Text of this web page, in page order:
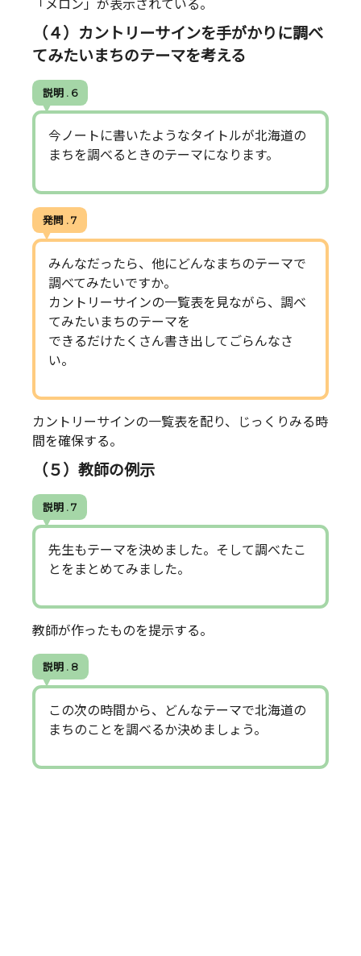
「メロン」が表示されている。
（４）カントリーサインを手がかりに調べ
てみたいまちのテーマを考える
説明 . 6
今ノートに書いたようなタイトルが北海道の
まちを調べるときのテーマになります。
発問 . 7
みんなだったら、他にどんなまちのテーマで
調べてみたいですか。
カントリーサインの一覧表を見ながら、調べ
てみたいまちのテーマを
できるだけたくさん書き出してごらんなさ
い。
カントリーサインの一覧表を配り、じっくりみる時
間を確保する。
（５）教師の例示
説明 . 7
先生もテーマを決めました。そして調べたこ
とをまとめてみました。
教師が作ったものを提示する。
説明 . 8
この次の時間から、どんなテーマで北海道の
まちのことを調べるか決めましょう。